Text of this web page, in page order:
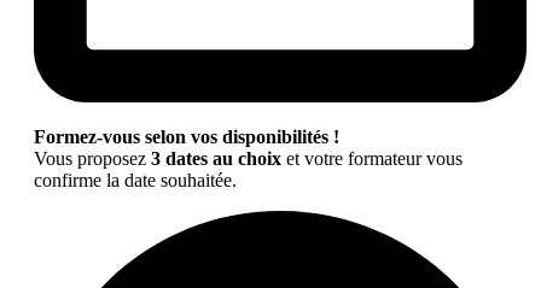
Formez-vous selon vos disponibilités !
Vous proposez 3 dates au choix et votre formateur vous
confirme la date souhaitée.